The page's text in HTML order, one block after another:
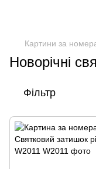
Картини за
Новорічні
Фільтр